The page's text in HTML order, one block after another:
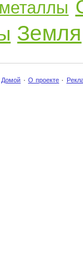
Земля
Домой · О проекте ·